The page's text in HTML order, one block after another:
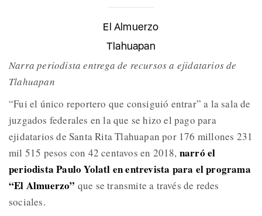
El Almuerzo
Tlahuapan
Narra periodista entrega de recursos a ejidatarios de
Tlahuapan
“Fui el único reportero que consiguió entrar” a la sala de
juzgados federales en la que se hizo el pago para
ejidatarios de Santa Rita Tlahuapan por 176 millones 231
mil 515 pesos con 42 centavos en 2018, narró el
periodista Paulo Yolatl en entrevista para el programa
“El Almuerzo” que se transmite a través de redes
sociales.